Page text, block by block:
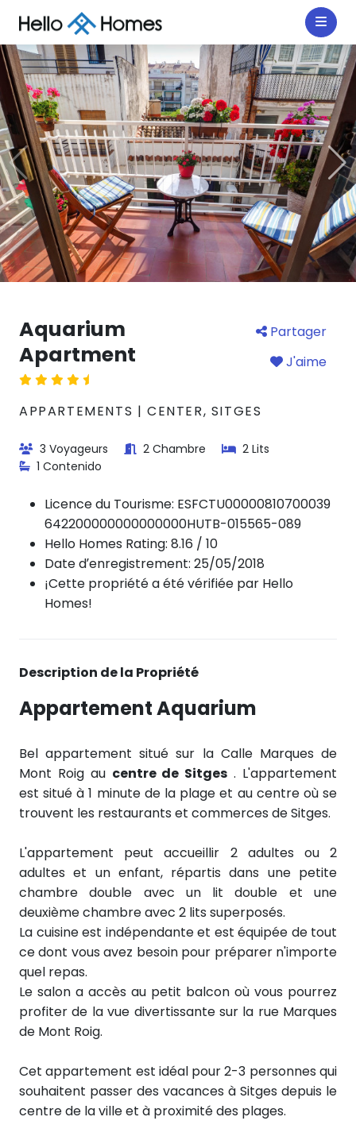
Aquarium
Apartment
Partager
J'aime
APPARTEMENTS | CENTER, SITGES
3 Voyageurs 2 Chambre
2 Lits
1 Contenido
Licence du Tourisme: ESFCTU00000810700039
642200000000000000HUTB-015565-089
Hello Homes Rating: 8.16 / 10
Date d’enregistrement: 25/05/2018
¡Cette propriété a été vérifiée par Hello
Homes!
Description de la Propriété
Appartement Aquarium
Bel appartement situé sur la Calle Marques de
Mont Roig au centre de Sitges . L'appartement
est situé à 1 minute de la plage et au centre où se
trouvent les restaurants et commerces de Sitges.
L'appartement peut accueillir 2 adultes ou 2
adultes et un enfant, répartis dans une petite
chambre double avec un lit double et une
deuxième chambre avec 2 lits superposés.
La cuisine est indépendante et est équipée de tout
ce dont vous avez besoin pour préparer n'importe
quel repas.
Le salon a accès au petit balcon où vous pourrez
profiter de la vue divertissante sur la rue Marques
de Mont Roig.
Cet appartement est idéal pour 2-3 personnes qui
souhaitent passer des vacances à Sitges depuis le
centre de la ville et à proximité des plages.